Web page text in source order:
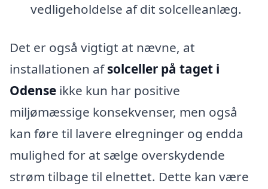
vedligeholdelse af dit solcelleanlæg.
Det er også vigtigt at nævne, at
installationen afsolceller på taget i
Odense ikke kun har positive
miljømæssige konsekvenser, men også
kan føre til lavere elregninger og endda
mulighed for at sælge overskydende
strøm tilbage til elnettet. Dette kan være